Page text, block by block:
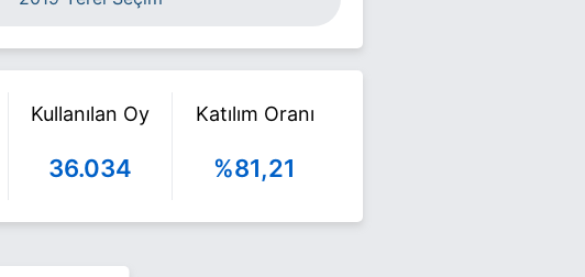
Kullanılan Oy
36.034
Katılım Oranı
%81,21